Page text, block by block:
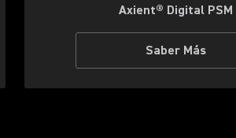
Axient® Digital PSM
Saber Más